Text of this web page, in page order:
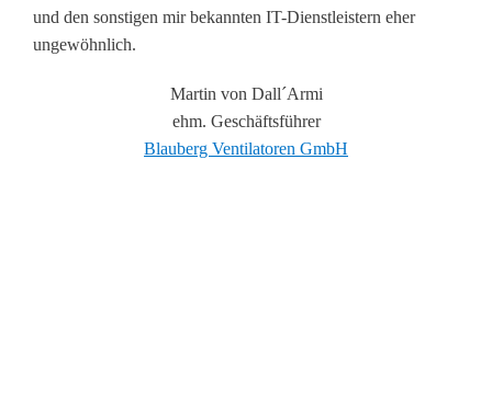
und den sonstigen mir bekannten IT-Dienstleistern eher
ungewöhnlich.
Martin von Dall´Armi
ehm. Geschäftsführer
Blauberg Ventilatoren GmbH